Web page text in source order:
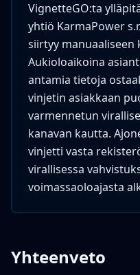
VignetteGO:ta
yhtiö KarmaPower
siirtyy
Aukioloaikoina
antamia tietoja
vinjetin asiakkaan
varmennetun
kanavan kautta.
vinjetti vasta
virallisessa
voimassaoloajasta
Yhteenveto